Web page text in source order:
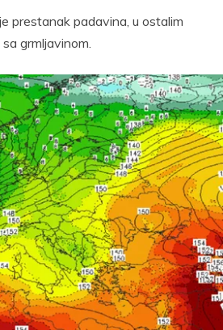
prestanak padavina, u ostalim
grmljavinom.